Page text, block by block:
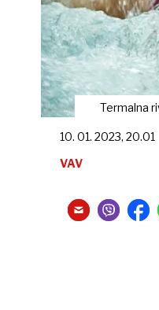
Termalna
10. 01. 2023, 20.01
VAV